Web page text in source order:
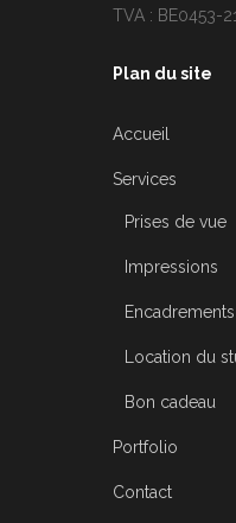
TVA : BE0453-
Plan du site
Accueil
Services
Prises de vue
Impressions
Encadrements
Location du
Bon cadeau
Portfolio
Contact